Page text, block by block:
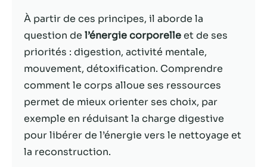
À partir de ces principes, il aborde la
question de l’énergie corporelleet de ses
priorités : digestion, activité mentale,
mouvement, détoxification. Comprendre
comment le corps alloue ses ressources
permet de mieux orienter ses choix, par
exemple en réduisant la charge digestive
pour libérer de l’énergie vers le nettoyage et
la reconstruction.
Experience
Afin que notre
fonctionne
aussi bien que
possible lors
de votre visite.
Si vous refusez
ces cookies,